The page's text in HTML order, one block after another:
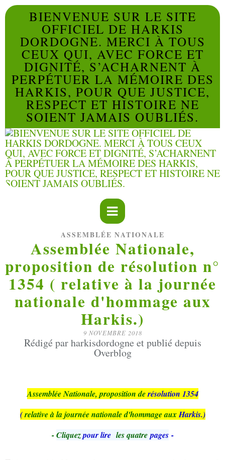
BIENVENUE SUR LE SITE
OFFICIEL DE HARKIS
DORDOGNE. MERCI À TOUS
CEUX QUI, AVEC FORCE ET
DIGNITÉ, S’ACHARNENT À
PERPÉTUER LA MÉMOIRE DES
HARKIS, POUR QUE JUSTICE,
RESPECT ET HISTOIRE NE
SOIENT JAMAIS OUBLIÉS.
ASSEMBLÉE NATIONALE
Assemblée Nationale,
proposition de résolution n°
1354 ( relative à la journée
nationale d'hommage aux
Harkis.)
9 NOVEMBRE 2018
Rédigé par harkisdordogne et publié depuis
Overblog
Assemblée Nationale, proposition derésolution 1354
(relative à la journée nationale d'hommage auxHarkis.)
-Cliquezpour lire les quatrepages-